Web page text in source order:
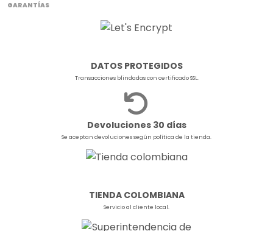
GARANTÍAS
DATOS PROTEGIDOS
Transacciones blindadas con certificado SSL.
Devoluciones 30 días
Se aceptan devoluciones según política de la tienda.
TIENDA COLOMBIANA
Servicio al cliente local.